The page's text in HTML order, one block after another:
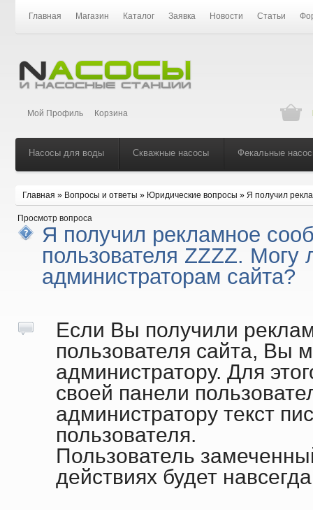
Главная Магазин Каталог Заявка Новости Статьи
Мой Профиль Корзина
Насосы для воды Скважные насосы Фекальные
Главная » Вопросы и ответы » Юридические вопросы » Я получил
Просмотр вопроса
Я получил рекламное
пользователя ZZZZ. Могу
администраторам сайта?
Если Вы получили
пользователя сайта, Вы
администратору. Для
своей панели
администратору текст
пользователя.
Пользователь
действиях будет